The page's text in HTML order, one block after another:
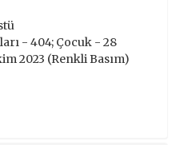
- 404; Çocuk - 28
2023 (Renkli Basım)